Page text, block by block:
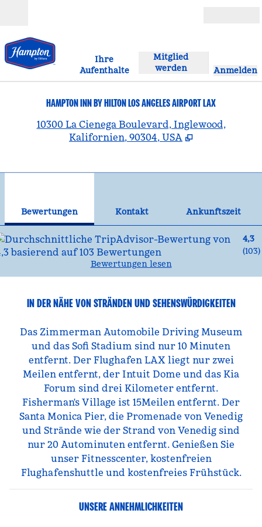
Ihre
Aufenthalte
Mitglied
werden
Anmelden
HAMPTON INN BY HILTON LOS ANGELES AIRPORT LAX
10300 La Cienega Boulevard, Inglewood,
Kalifornien, 90304, USA
Bewertungen Kontakt
Ankunftszeit
4,3
(103)
Bewertungen lesen
IN DER NÄHE VON STRÄNDEN UND SEHENSWÜRDIGKEITEN
Das Zimmerman Automobile Driving Museum
und das Sofi Stadium sind nur 10 Minuten
entfernt. Der Flughafen LAX liegt nur zwei
Meilen entfernt, der Intuit Dome und das Kia
Forum sind drei Kilometer entfernt.
Fisherman's Village ist 15Meilen entfernt. Der
Santa Monica Pier, die Promenade von Venedig
und Strände wie der Strand von Venedig sind
nur 20 Autominuten entfernt. Genießen Sie
unser Fitnesscenter, kostenfreien
Flughafenshuttle und kostenfreies Frühstück.
UNSERE ANNEHMLICHKEITEN